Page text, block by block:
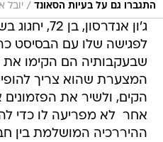
התגברו גם על בעיות הסאונד / יובל
לפגישה שלו עם הבסיסט
המצערת שהוא צריך
הקים, ולשיר את
אחר  לא מפריעה לו כדי
ההיררכיה המושלמת בין